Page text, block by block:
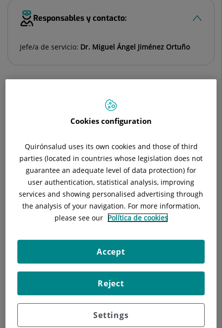
Responsables y contacto:
Jefe/a de servicio: Dr. Miguel Ángel Jiménez Ortuño
Equipo Médico
La incontinencia de orina y los prolapsos de los órganos
pélvicos son una de las patologías benignas más frecuentes
en la población femenina.
Cualquier mujer puede presentar en algún momento de su
vida un trastorno de incontinencia y/o algún prolapso.
impacto, estilo de vida, edad avanzada… por ello en nuestra
Unidad de Suelo Pélvico no nos dedicamos tan sólo al
global de la paciente por lo que en nuestra unidad colaboran
urodinamistas, ecografistas y rehabilitadores a parte de los
Cookies configuration
Quirónsalud uses its own cookies and those of third
parties (located in countries whose legislation does not
guarantee an adequate level of data protection) for
user authentication, statistical analysis, improving
services and showing personalised advertising through
the analysis of your navigation. For more information,
please see our Política de cookies
Settings
Reject
Accept